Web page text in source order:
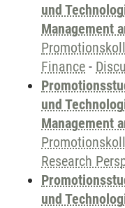
und
Management
Finance -
und
Management
Research
und